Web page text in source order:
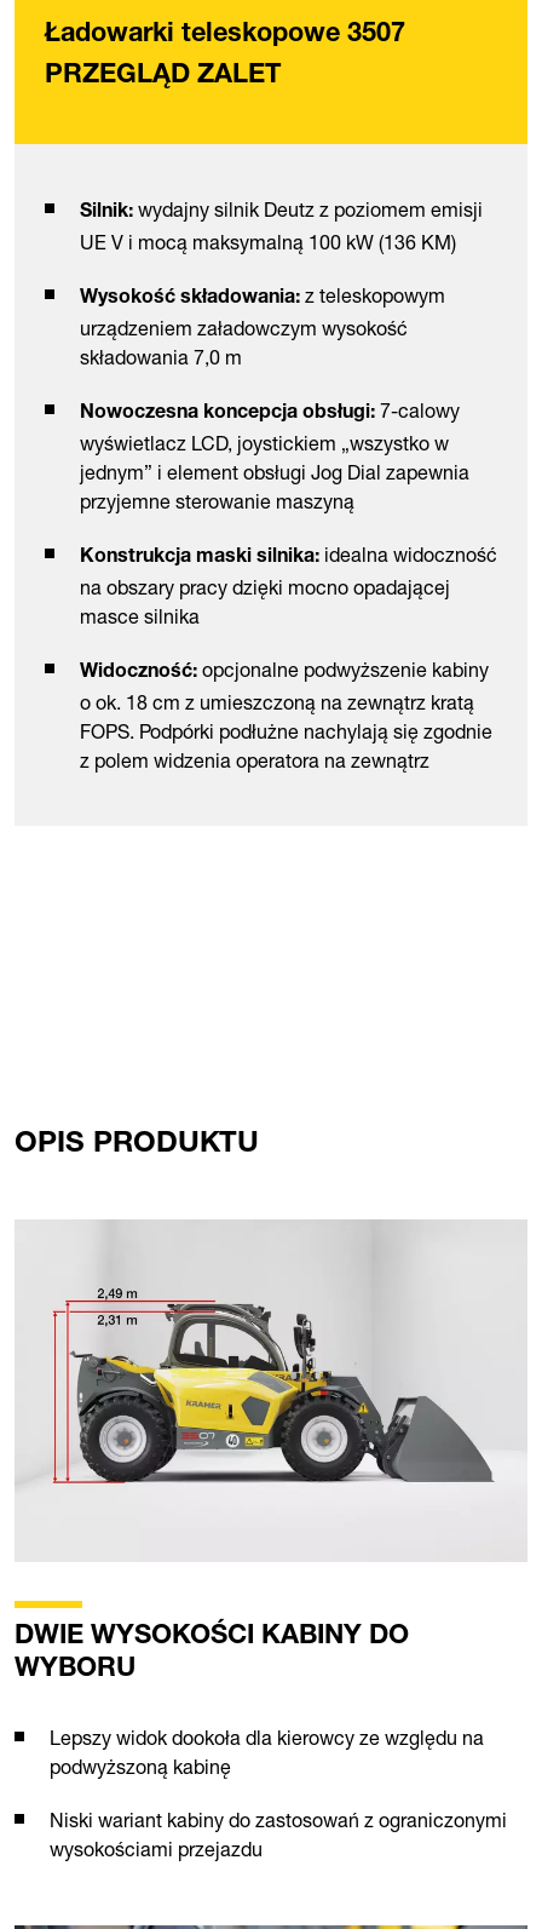
Ładowarki teleskopowe 3507
PRZEGLĄD ZALET
Silnik: wydajny silnik Deutz z poziomem emisji
UE V i mocą maksymalną 100 kW (136 KM)
Wysokość składowania: z teleskopowym
urządzeniem załadowczym wysokość
składowania 7,0 m
Nowoczesna koncepcja obsługi: 7-calowy
wyświetlacz LCD, joystickiem „wszystko w
jednym” i element obsługi Jog Dial zapewnia
przyjemne sterowanie maszyną
Konstrukcja maski silnika: idealna widoczność
na obszary pracy dzięki mocno opadającej
masce silnika
Widoczność: opcjonalne podwyższenie kabiny
o ok. 18 cm z umieszczoną na zewnątrz kratą
FOPS. Podpórki podłużne nachylają się zgodnie
z polem widzenia operatora na zewnątrz
OPIS PRODUKTU
DWIE WYSOKOŚCI KABINY DO
WYBORU
Lepszy widok dookoła dla kierowcy ze względu na
podwyższoną kabinę
Niski wariant kabiny do zastosowań z ograniczonymi
wysokościami przejazdu